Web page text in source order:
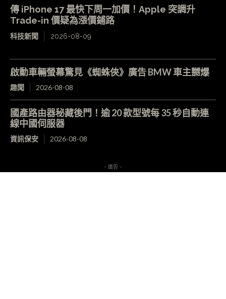
傳 iPhone 17 最快下周一加價！Apple 突調升
Trade-in 價疑為漲價鋪路
科技新聞 2026-08-09
啟動車輛螢幕驚見《蜘蛛俠》廣告 BMW 車主嬲爆
趣聞 2026-08-08
國產路由器秘藏後門！逾 20 款型號每 35 秒自動連
線中國伺服器
資訊保安 2026-08-08
- 廣告 -